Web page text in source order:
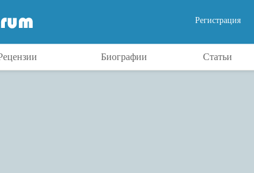
Регистрация
Биографии Статьи